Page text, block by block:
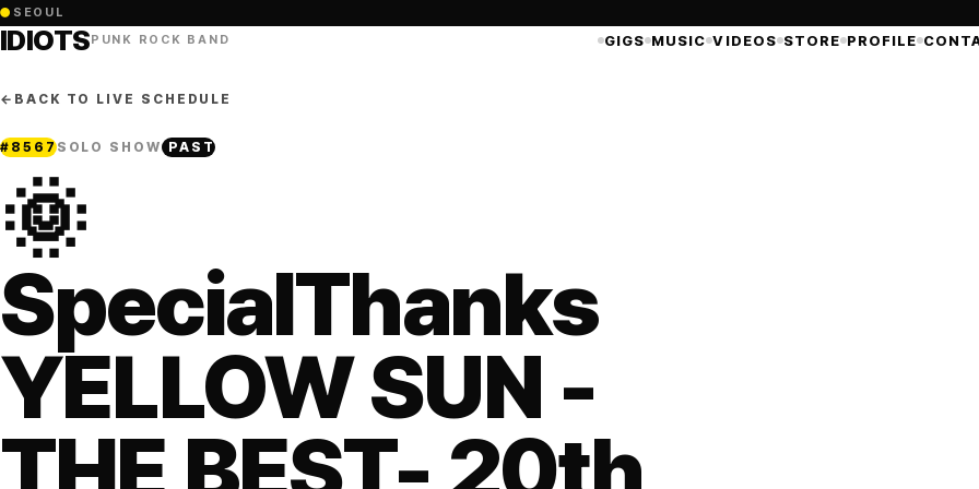
● SEOUL
IDIOTSPUNK ROCK BAND GIGS MUSIC VIDEOS STORE PROFILE
← BACK TO LIVE SCHEDULE
# 8567SOLO SHOW PAST
🌞
SpecialThanks
YELLOW SUN -